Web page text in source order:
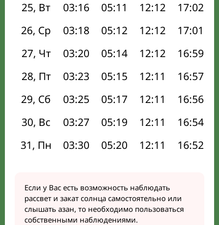
25, Вт
03:16 05:11 12:12 17:02
26, Ср
03:18 05:12 12:12 17:01
27, Чт
03:20 05:14 12:12 16:59
28, Пт
03:23 05:15 12:11 16:57
29, Сб
03:25 05:17 12:11 16:56
30, Вс
03:27 05:19 12:11 16:54
31, Пн
03:30 05:20 12:11 16:52
Если у Вас есть возможность наблюдать
рассвет и закат солнца самостоятельно или
слышать азан, то необходимо пользоваться
собственными наблюдениями.